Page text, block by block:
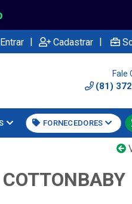
Entrar | Cadastrar |
Fale
(81)
FORNECEDORES